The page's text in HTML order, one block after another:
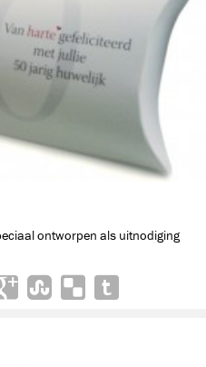
ontworpen als uitnodiging